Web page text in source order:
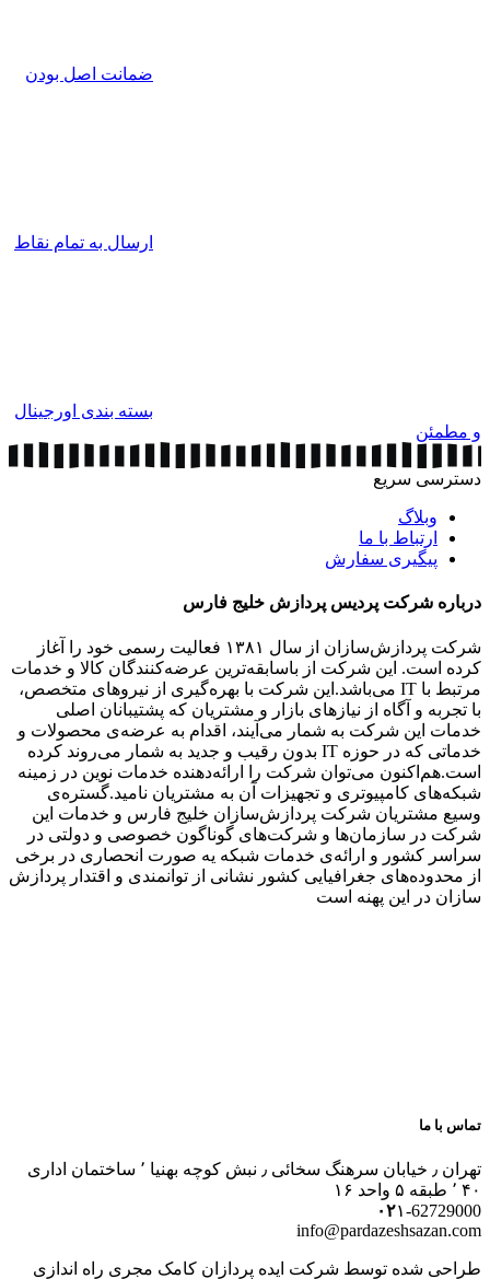
ضمانت اصل بودن
ارسال به تمام نقاط
بسته بندی اورجینال
و مطمئن
دسترسی سریع
وبلاگ
ارتباط با ما
پیگیری سفارش
درباره شرکت پردیس پردازش خلیج فارس
شرکت پردازش‌سازان از سال ۱۳۸۱ فعالیت رسمی خود را آغاز
کرده است. این شرکت از باسابقه‌ترین عرضه‌کنندگان کالا و خدمات
مرتبط با IT می‌باشد.این شرکت با بهره‌گیری از نیروهای متخصص،
با تجربه و آگاه از نیازهای بازار و مشتریان که پشتیبانان اصلی
خدمات این شرکت به شمار می‌آیند، اقدام به عرضه‌‌ی محصولات و
خدماتی که در حوزه IT بدون رقیب و جدید به شمار می‌روند کرده
است.هم‌اکنون می‌توان شرکت را ارائه‌دهنده خدمات نوین در زمینه
شبکه‌های کامپیوتری و تجهیزات آن به مشتریان نامید.گستره‌ی
وسیع مشتریان شرکت پردازش‌سازان خلیج فارس و خدمات این
شرکت در سازمان‌ها و شرکت‌های گوناگون خصوصی و دولتی در
سراسر کشور و ارائه‌ی خدمات شبکه یه صورت انحصاری در برخی
از محدوده‌های جغرافیایی کشور نشانی از توانمندی و اقتدار پردازش
سازان در این پهنه است
تماس با ما
تهران ٫ خیابان سرهنگ سخائی ٫ نبش کوچه بهنیا ٬ ساختمان اداری
۴۰ ٬ طبقه ۵ واحد ۱۶
۰۲۱-62729000
info@pardazeshsazan.com
طراحی شده توسط شرکت ایده پردازان کامک مجری راه اندازی